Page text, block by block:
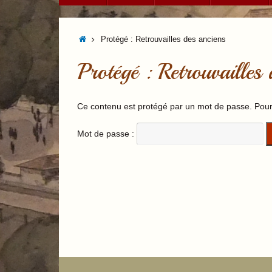
contenu
AccueilProtégé : Retrouvailles des anciens
Protégé : Retrouvailles
Ce contenu est protégé par un mot de passe.
Mot de passe :